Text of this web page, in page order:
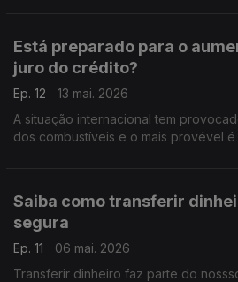
Está preparado para o
juro do crédito?
Ep. 12
13 mai. 2026
A situação internacional tem
dos combustíveis e o mais provével é
Saiba como transferir
segura
Ep. 11
06 mai. 2026
Transferir dinheiro faz parte do